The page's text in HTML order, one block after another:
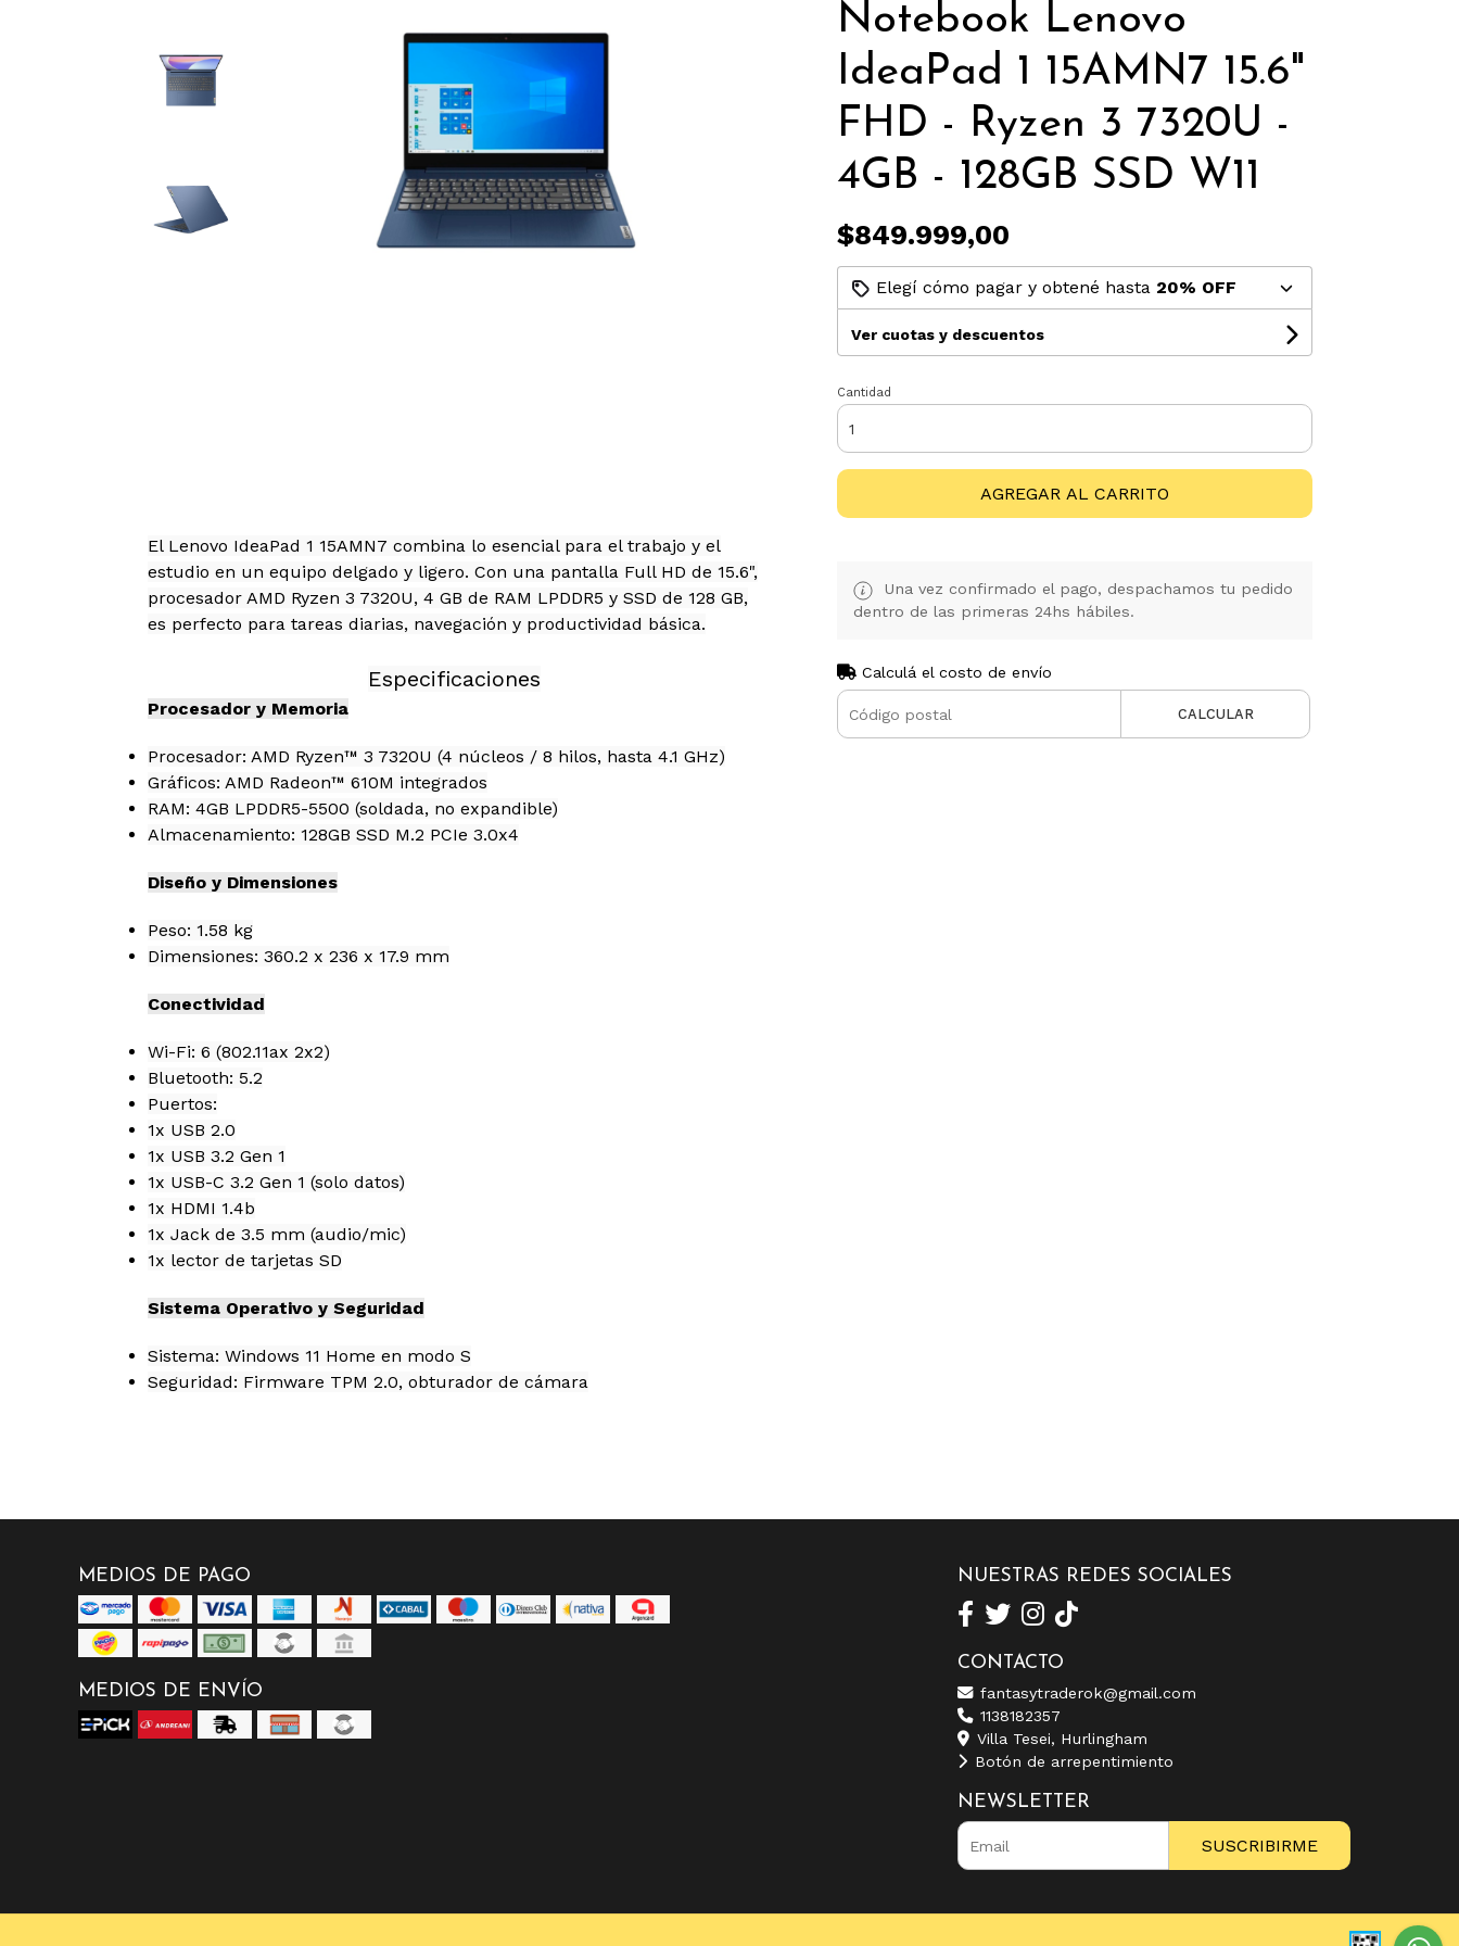
El Lenovo IdeaPad 1 15AMN7 combina lo esencial para el trabajo y el
estudio en un equipo delgado y ligero. Con una pantalla Full HD de 15.6",
procesador AMD Ryzen 3 7320U, 4 GB de RAM LPDDR5 y SSD de 128 GB,
es perfecto para tareas diarias, navegación y productividad básica.
Especificaciones
Procesador y Memoria
Procesador: AMD Ryzen™ 3 7320U (4 núcleos / 8 hilos, hasta 4.1 GHz)
Gráficos: AMD Radeon™ 610M integrados
RAM: 4GB LPDDR5-5500 (soldada, no expandible)
Almacenamiento: 128GB SSD M.2 PCIe 3.0x4
Diseño y Dimensiones
Peso: 1.58 kg
Dimensiones: 360.2 x 236 x 17.9 mm
Conectividad
Wi-Fi: 6 (802.11ax 2x2)
Bluetooth: 5.2
Puertos:
1x USB 2.0
1x USB 3.2 Gen 1
1x USB-C 3.2 Gen 1 (solo datos)
1x HDMI 1.4b
1x Jack de 3.5 mm (audio/mic)
1x lector de tarjetas SD
Sistema Operativo y Seguridad
Sistema: Windows 11 Home en modo S
Seguridad: Firmware TPM 2.0, obturador de cámara
Notebook Lenovo
IdeaPad 1 15AMN7 15.6"
FHD - Ryzen 3 7320U -
4GB - 128GB SSD W11
$849.999,00
Elegí cómo pagar y obtené hasta 20% OFF
Ver cuotas y descuentos
Cantidad
AGREGAR AL CARRITO
Una vez confirmado el pago, despachamos tu pedido
dentro de las primeras 24hs hábiles.
Calculá el costo de envío
CALCULAR
MEDIOS DE PAGO
MEDIOS DE ENVÍO
NUESTRAS REDES SOCIALES
CONTACTO
fantasytraderok@gmail.com
1138182357
Villa Tesei, Hurlingham
Botón de arrepentimiento
NEWSLETTER
SUSCRIBIRME